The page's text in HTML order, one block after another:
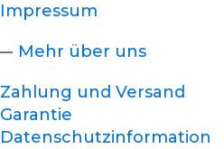
Impressum
Mehr über uns
Zahlung und Versand
Garantie
Datenschutzinformation